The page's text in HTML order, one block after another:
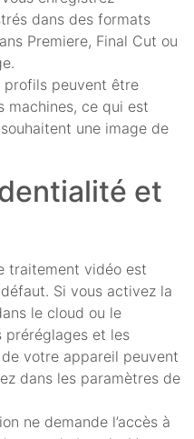
dans des formats
Premiere, Final Cut ou
profils peuvent être
machines, ce qui est
une image de
et
traitement vidéo est
Si vous activez la
le cloud ou le
préréglages et les
votre appareil peuvent
dans les paramètres de
ne demande l’accès à